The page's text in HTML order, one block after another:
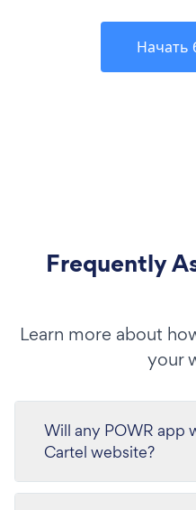
Начать
Frequently
Learn more about
your
Will any POWR app
Cartel website?